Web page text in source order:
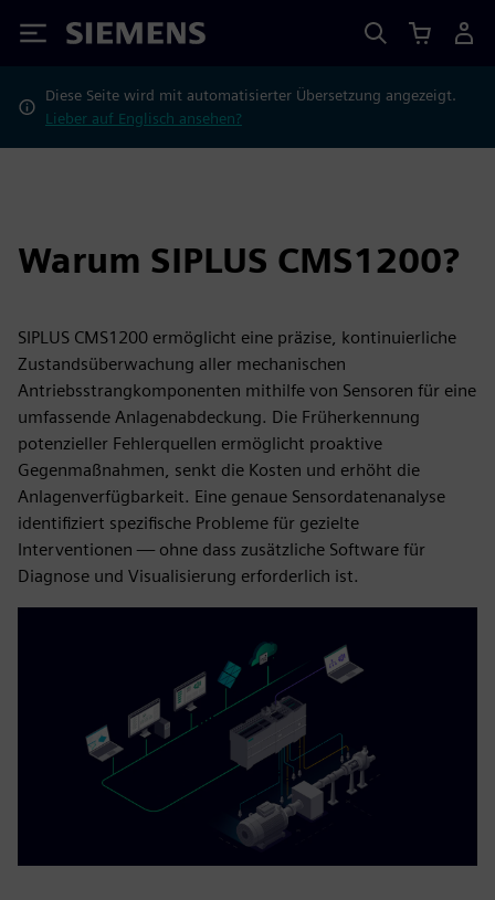
Siemens
Diese Seite wird mit automatisierter Übersetzung angezeigt.
Lieber auf Englisch ansehen?
Warum SIPLUS CMS1200?
SIPLUS CMS1200 ermöglicht eine präzise, kontinuierliche
Zustandsüberwachung aller mechanischen
Antriebsstrangkomponenten mithilfe von Sensoren für eine
umfassende Anlagenabdeckung. Die Früherkennung
potenzieller Fehlerquellen ermöglicht proaktive
Gegenmaßnahmen, senkt die Kosten und erhöht die
Anlagenverfügbarkeit. Eine genaue Sensordatenanalyse
identifiziert spezifische Probleme für gezielte
Interventionen — ohne dass zusätzliche Software für
Diagnose und Visualisierung erforderlich ist.